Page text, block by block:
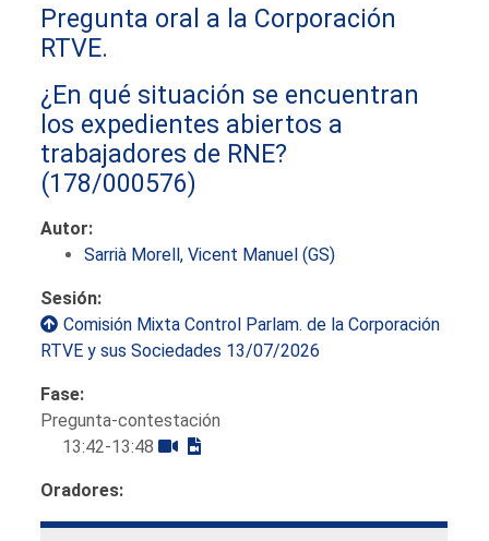
Pregunta oral a la Corporación
RTVE.
¿En qué situación se encuentran
los expedientes abiertos a
trabajadores de RNE?
(178/000576)
Autor:
Sarrià Morell, Vicent Manuel (GS)
Sesión:
Comisión Mixta Control Parlam. de la Corporación
RTVE y sus Sociedades 13/07/2026
Fase:
Pregunta-contestación
13:42-13:48
Oradores: